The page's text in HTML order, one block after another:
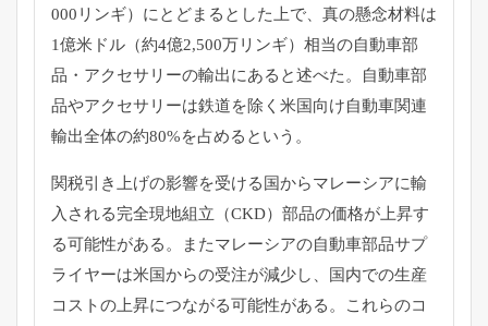
000リンギ）にとどまるとした上で、 真の懸念材料は
1億米ドル（約4億2,500万リンギ） 相当の自動車部
品・アクセサリーの輸出にあると述べた。
自動車部
品やアクセサリーは鉄道を除く米国向け自動車関連
輸出全体の約80%を占めるという。
関税引き上げの影響を受ける国からマレーシアに輸
入される完全現地組立（CKD）部品の価格が上昇す
る可能性がある。
またマレーシアの自動車部品サプ
ライヤーは米国からの受注が減少し、国内での生産
コストの上昇につながる可能性がある。
これらのコ